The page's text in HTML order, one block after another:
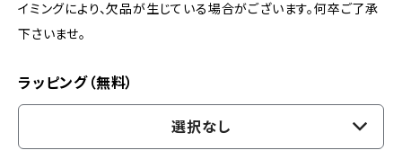
イミングにより、欠品が生じている場合がございます。何卒ご了承
下さいませ。
ラッピング（無料）
選択なし